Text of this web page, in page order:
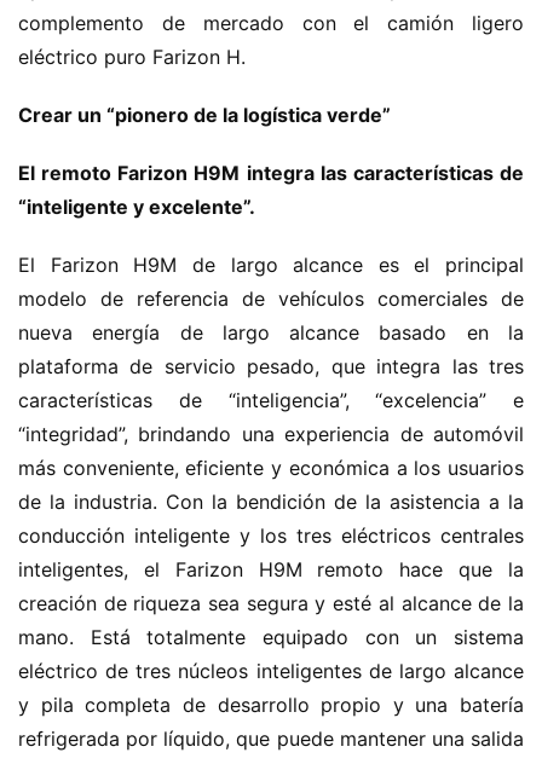
c
a
i
n
c
i
n
a
m
i
ó
n
d
n
u
e
v
a
Sign in Sign up
complemento de mercado con el camión ligero
eléctrico puro Farizon H.
Crear un “pionero de la logística verde”
El remoto Farizon H9M integra las características de
“inteligente y excelente”.
El Farizon H9M de largo alcance es el principal
modelo de referencia de vehículos comerciales de
nueva energía de largo alcance basado en la
plataforma de servicio pesado, que integra las tres
características de “inteligencia”, “excelencia” e
“integridad”, brindando una experiencia de automóvil
más conveniente, eficiente y económica a los usuarios
de la industria. Con la bendición de la asistencia a la
conducción inteligente y los tres eléctricos centrales
inteligentes, el Farizon H9M remoto hace que la
creación de riqueza sea segura y esté al alcance de la
mano. Está totalmente equipado con un sistema
eléctrico de tres núcleos inteligentes de largo alcance
y pila completa de desarrollo propio y una batería
refrigerada por líquido, que puede mantener una salida